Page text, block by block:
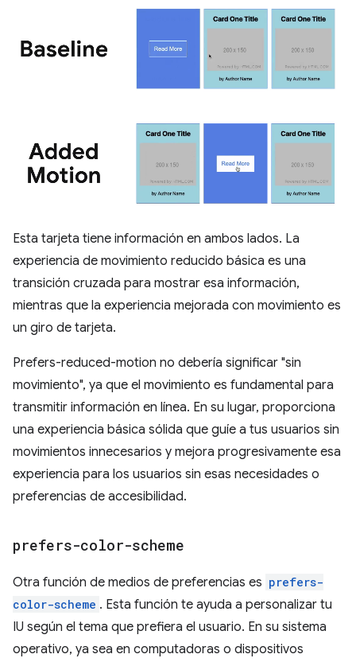
Esta tarjeta tiene información en ambos lados. La
experiencia de movimiento reducido básica es una
transición cruzada para mostrar esa información,
mientras que la experiencia mejorada con movimiento es
un giro de tarjeta.
Prefers-reduced-motion no debería significar "sin
movimiento", ya que el movimiento es fundamental para
transmitir información en línea. En su lugar, proporciona
una experiencia básica sólida que guíe a tus usuarios sin
movimientos innecesarios y mejora progresivamente esa
experiencia para los usuarios sin esas necesidades o
preferencias de accesibilidad.
prefers-color-scheme
Otra función de medios de preferencias es prefers-
color-scheme . Esta función te ayuda a personalizar tu
IU según el tema que prefiera el usuario. En su sistema
operativo, ya sea en computadoras o dispositivos